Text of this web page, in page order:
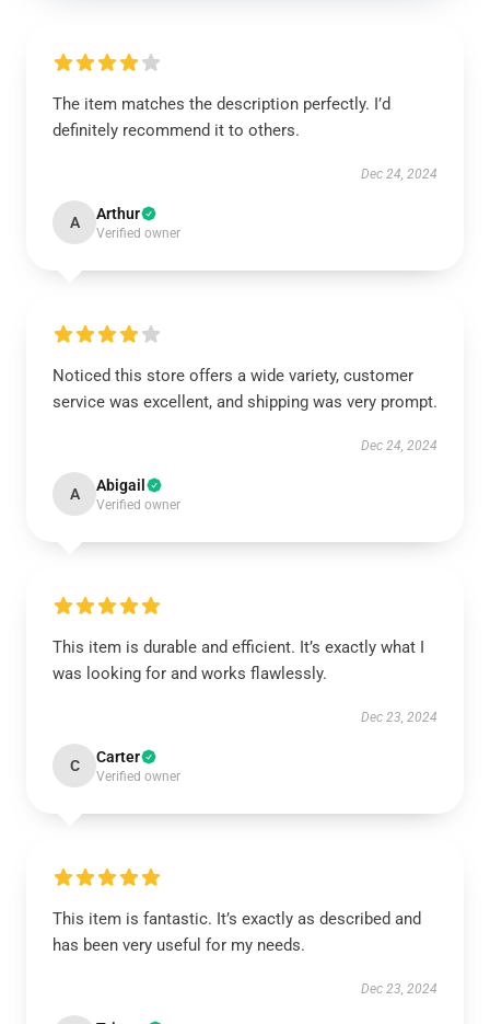
The item matches the description perfectly. I’d
definitely recommend it to others.
Dec 24, 2024
A Arthur
Verified owner
Noticed this store offers a wide variety, customer
service was excellent, and shipping was very prompt.
Dec 24, 2024
A Abigail
Verified owner
This item is durable and efficient. It’s exactly what I
was looking for and works flawlessly.
Dec 23, 2024
C Carter
Verified owner
This item is fantastic. It’s exactly as described and
has been very useful for my needs.
Dec 23, 2024